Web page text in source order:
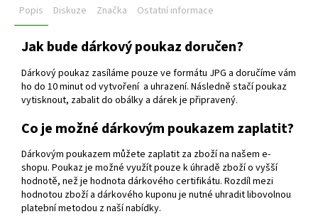
Popis Diskuze Značka Ostatní informace
Jak bude dárkový poukaz doručen?
Dárkový poukaz zasíláme pouze ve formátu JPG a doručíme vám
ho do 10 minut od vytvoření a uhrazení. Následně stačí poukaz
vytisknout, zabalit do obálky a dárek je připravený.
Co je možné dárkovým poukazem zaplatit?
Dárkovým poukazem můžete zaplatit za zboží na našem e-
shopu. Poukaz je možné využít pouze k úhradě zboží o vyšší
hodnotě, než je hodnota dárkového certifikátu. Rozdíl mezi
hodnotou zboží a dárkového kuponu je nutné uhradit libovolnou
platební metodou z naší nabídky.